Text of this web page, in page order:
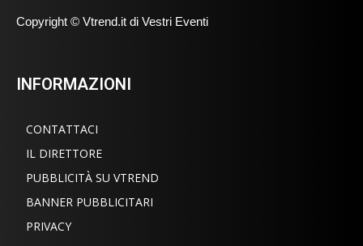
Copyright © Vtrend.it di Vestri Eventi
INFORMAZIONI
CONTATTACI
IL DIRETTORE
PUBBLICITÀ SU VTREND
BANNER PUBBLICITARI
PRIVACY